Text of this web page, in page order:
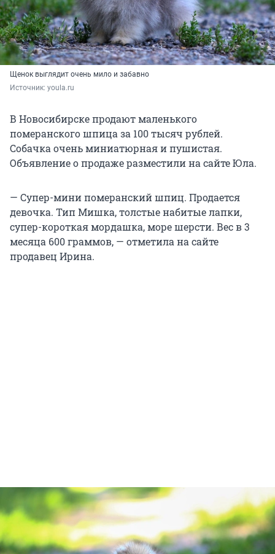
Щенок выглядит очень мило и забавно
Источник: youla.ru
В Новосибирске продают маленького
померанского шпица за 100 тысяч рублей.
Собачка очень миниатюрная и пушистая.
Объявление о продаже разместили на сайте Юла.
— Супер-мини померанский шпиц. Продается
девочка. Тип Мишка, толстые набитые лапки,
супер-короткая мордашка, море шерсти. Вес в 3
месяца 600 граммов, — отметила на сайте
продавец Ирина.